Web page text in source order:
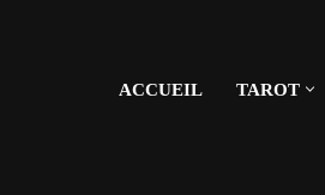
ACCUEIL TAROT